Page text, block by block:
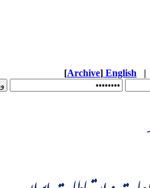
|
English
[Archive]